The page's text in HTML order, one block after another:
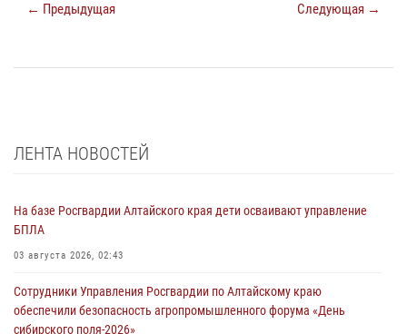
← Предыдущая Следующая →
ЛЕНТА НОВОСТЕЙ
На базе Росгвардии Алтайского края дети осваивают управление
БПЛА
03 августа 2026, 02:43
Сотрудники Управления Росгвардии по Алтайскому краю
обеспечили безопасность агропромышленного форума «День
сибирского поля-2026»